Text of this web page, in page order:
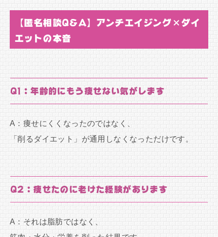
【匿名相談Q&A】アンチエイジング×ダイ
エットの本音
Q1：年齢的にもう痩せない気がします
A：痩せにくくなったのではなく、
「削るダイエット」が通用しなくなっただけです。
Q2：痩せたのに老けた経験があります
A：それは脂肪ではなく、